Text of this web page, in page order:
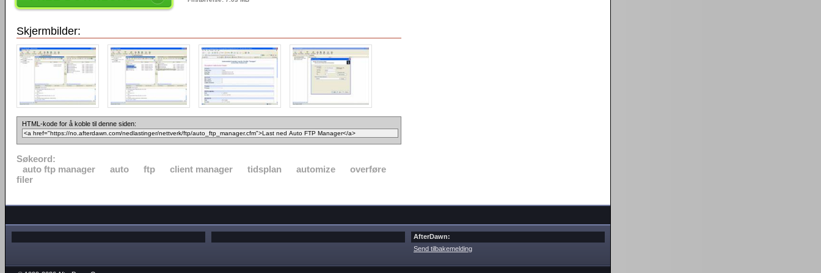
Skjermbilder:
HTML-kode for å koble til denne siden:
Søkeord:
auto ftp manager
auto ftp client manager tidsplan automize
overføre
filer
AfterDawn:
Send tilbakemelding